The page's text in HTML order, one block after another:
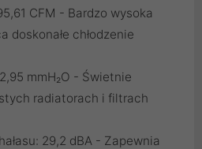
CFM - Bardzo wysoka
doskonałe chłodzenie
mmH₂O - Świetnie
radiatorach i filtrach
29,2 dBA - Zapewnia